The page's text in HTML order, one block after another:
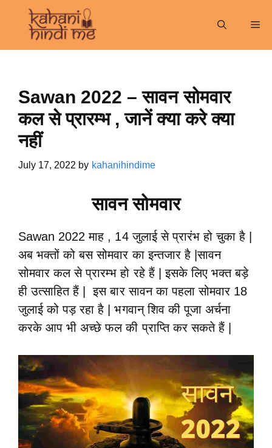
Sawan 2022 – सावन सोमवार
कल से प्रारम्भ , जानें क्या करे क्या
नहीं
July 17, 2022 by kahanihindime
सावन सोमवार
Sawan 2022 माह , 14 जुलाई से प्रारंभ हो चुका है |
अब भक्तों को बस सोमवार का इन्तजार है |सावन
सोमवार कल से प्रारम्भ हो रहे हैं | इसके लिए भक्त बड़े
ही उत्साहित हैं | इस बार सावन का पहला सोमवार 18
जुलाई को पड़ रहा है | भगवान् शिव की पूजा अर्चना
करके आप भी अच्छे फल की प्राप्ति कर सकते हैं |